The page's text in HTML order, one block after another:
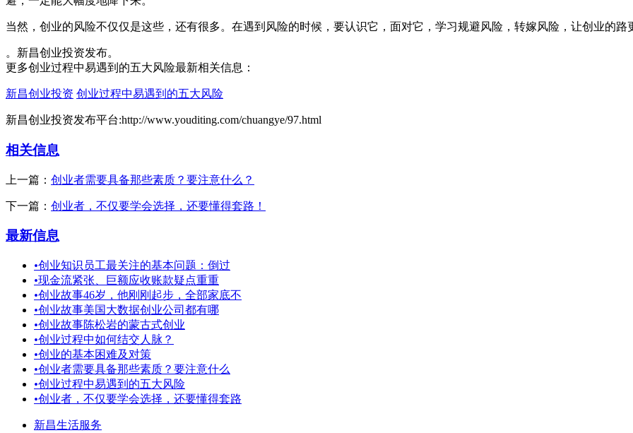
当然，创业的风险不仅仅是这些，还有很多。在遇到风险的时候，要认识它，面对它，学习规避风险，转嫁风险，让创业的路
。新昌创业投资发布。
更多创业过程中易遇到的五大风险最新相关信息：
新昌创业投资 创业过程中易遇到的五大风险
新昌创业投资发布平台:http://www.youditing.com/chuangye/97.html
相关信息
上一篇： 创业者需要具备那些素质？要注意什么？
下一篇： 创业者，不仅要学会选择，还要懂得套路！
最新信息
•创业知识员工最关注的基本问题：倒过
•现金流紧张、巨额应收账款疑点重重
•创业故事46岁，他刚刚起步，全部家底不
•创业故事美国大数据创业公司都有哪
•创业故事陈松岩的蒙古式创业
•创业过程中如何结交人脉？
•创业的基本困难及对策
•创业者需要具备那些素质？要注意什么
•创业过程中易遇到的五大风险
•创业者，不仅要学会选择，还要懂得套路
新昌生活服务